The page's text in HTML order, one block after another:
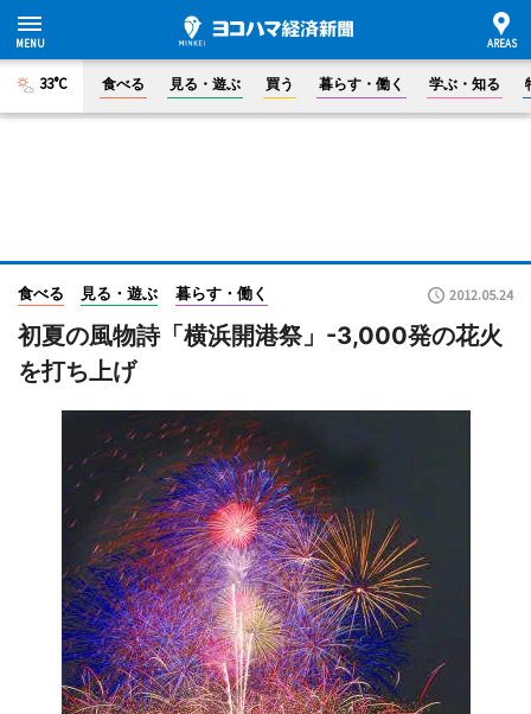
33°C 食べる 見る・遊ぶ 買う 暮らす・働く 学ぶ・知る
食べる 見る・遊ぶ 暮らす・働く 2012.05.24
初夏の風物詩「横浜開港祭」-3,000発の花火
を打ち上げ